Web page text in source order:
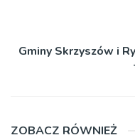
Gminy Skrzyszów i
ZOBACZ RÓWNIEŻ